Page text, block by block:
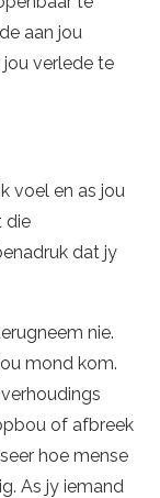
aan jou
verlede te
voel en as jou
die
dat jy
nie.
mond kom.
of afbreek
hoe mense
As jy iemand